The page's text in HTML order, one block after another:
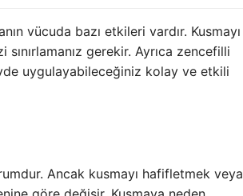
vücuda bazı etkileri vardır. Kusmayı
gerekir. Ayrıca zencefilli
uygulayabileceğiniz kolay ve etkili
Ancak kusmayı hafifletmek veya